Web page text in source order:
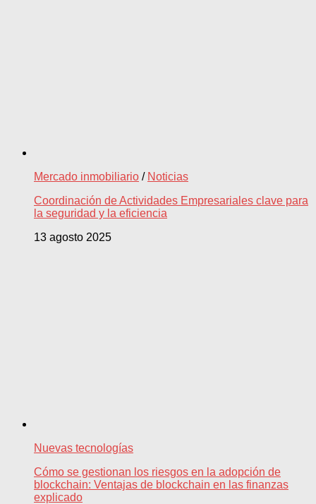
Mercado inmobiliario / Noticias
Coordinación de Actividades Empresariales clave para
la seguridad y la eficiencia
13 agosto 2025
Nuevas tecnologías
Cómo se gestionan los riesgos en la adopción de
blockchain: Ventajas de blockchain en las finanzas
explicado